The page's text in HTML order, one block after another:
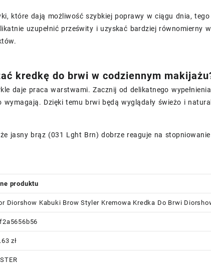
które dają możliwość szybkiej poprawy w ciągu dnia,
uzupełnić prześwity i uzyskać bardziej równomierny
kredkę do brwi w codziennym
daje praca warstwami. Zacznij od delikatnego
wymagają. Dzięki temu brwi będą wyglądały świeżo i
jasny brąz (031 Lght Brn) dobrze reaguje na
produktu
Diorshow Kabuki Brow Styler Kremowa Kredka Do Brwi
zł